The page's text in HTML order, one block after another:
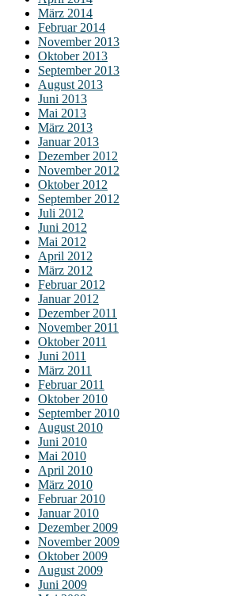
März 2014
Februar 2014
November 2013
Oktober 2013
September 2013
August 2013
Juni 2013
Mai 2013
März 2013
Januar 2013
Dezember 2012
November 2012
Oktober 2012
September 2012
Juli 2012
Juni 2012
Mai 2012
April 2012
März 2012
Februar 2012
Januar 2012
Dezember 2011
November 2011
Oktober 2011
Juni 2011
März 2011
Februar 2011
Oktober 2010
September 2010
August 2010
Juni 2010
Mai 2010
April 2010
März 2010
Februar 2010
Januar 2010
Dezember 2009
November 2009
Oktober 2009
August 2009
Juni 2009